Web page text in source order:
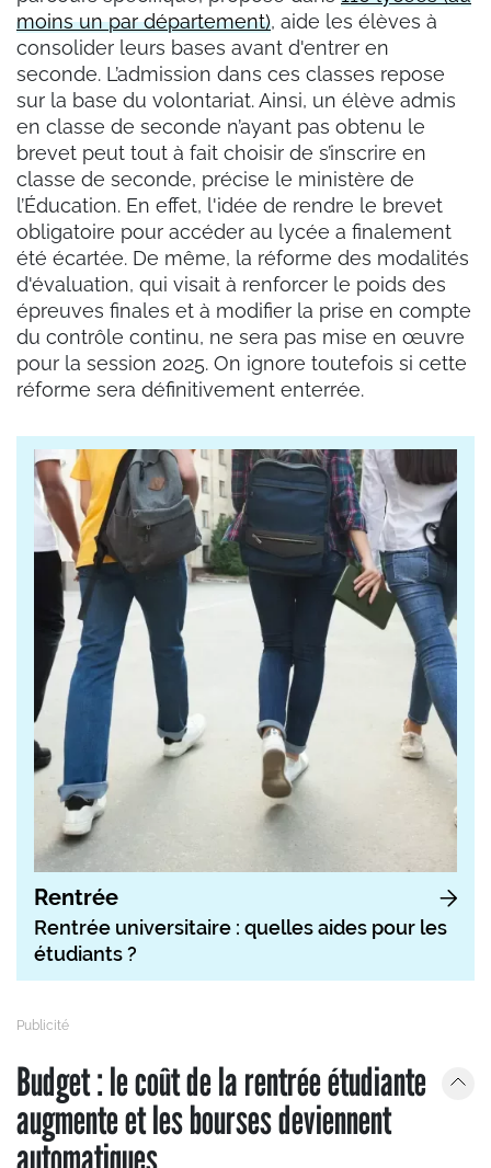
moins un par département), aide les élèves à
consolider leurs bases avant d'entrer en
seconde. L’admission dans ces classes repose
sur la base du volontariat. Ainsi, un élève admis
en classe de seconde n’ayant pas obtenu le
brevet peut tout à fait choisir de s’inscrire en
classe de seconde, précise le ministère de
l’Éducation. En effet, l'idée de rendre le brevet
obligatoire pour accéder au lycée a finalement
été écartée. De même, la réforme des modalités
d'évaluation, qui visait à renforcer le poids des
épreuves finales et à modifier la prise en compte
du contrôle continu, ne sera pas mise en œuvre
pour la session 2025. On ignore toutefois si cette
réforme sera définitivement enterrée.
Rentrée
Rentrée universitaire : quelles aides pour les
étudiants ?
Budget : le coût de la rentrée étudiante
augmente et les bourses deviennent
automatiques